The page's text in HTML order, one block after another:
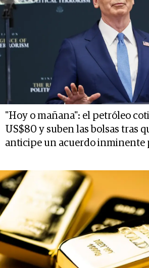
"Hoy o mañana": el petróleo
US$80 y suben las bolsas tras
anticipe un acuerdo inminente